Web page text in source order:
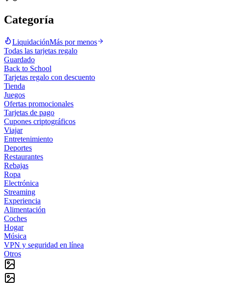
Categoría
LiquidaciónMás por menos
Todas las tarjetas regalo
Guardado
Back to School
Tarjetas regalo con descuento
Tienda
Juegos
Ofertas promocionales
Tarjetas de pago
Cupones criptográficos
Viajar
Entretenimiento
Deportes
Restaurantes
Rebajas
Ropa
Electrónica
Streaming
Experiencia
Alimentación
Coches
Hogar
Música
VPN y seguridad en línea
Otros